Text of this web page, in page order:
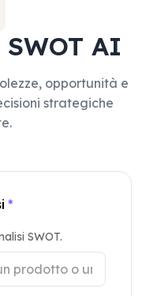
AI
opportunità e
strategiche
*
SWOT.